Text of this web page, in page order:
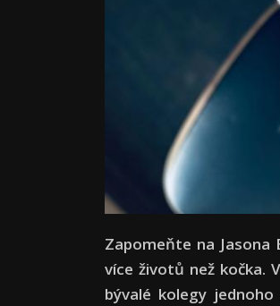
Zapomeňte na Jasona
více životů než kočka.
bývalé kolegy